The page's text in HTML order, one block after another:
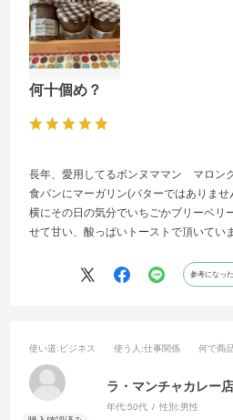
何十個め？
長年、愛用してるボンヌママン マロン
食パンにマーガリン(バターではありま
横にその日の気分でいちごかブリーベリ
せて甘い、酸っぱいトーストで頂いてい
参考になった
使い道:ビジネス 使う人 :仕事関係 何で商
ラ・マンチャカレー店
年代:50代 性別:男性